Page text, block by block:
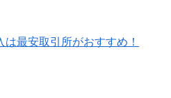
最安取引所がおすすめ！